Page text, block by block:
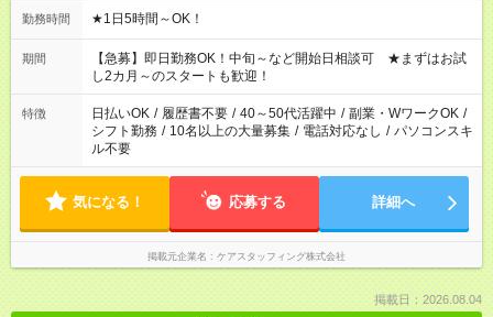
勤務時間 ★1日5時間～OK！
期間
【急募】即日勤務OK！中旬～など開始日相談可 ★まずはお試
し2カ月～のスタートも歓迎！
特徴 日払いOK / 履歴書不要 / 40～50代活躍中 / 副業・WワークOK /
シフト勤務 / 10名以上の大量募集 / 電話対応なし / パソコンスキ
ル不要
気になる！ 応募する 詳細へ
掲載元企業名 ケアスタッフィング株式会社
掲載日：2026.08.04